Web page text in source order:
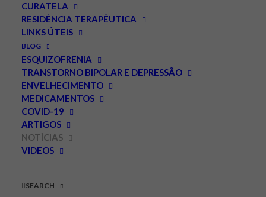
CURATELA
RESIDÊNCIA TERAPÊUTICA
LINKS ÚTEIS
BLOG
ESQUIZOFRENIA
TRANSTORNO BIPOLAR E DEPRESSÃO
ENVELHECIMENTO
MEDICAMENTOS
COVID-19
ARTIGOS
NOTÍCIAS
VIDEOS
SEARCH
Short-cuts: Estudo da
Unifesp aponta dano
cerebral para usuários
leves de maconha.
NOVEMBRO 9, 2010